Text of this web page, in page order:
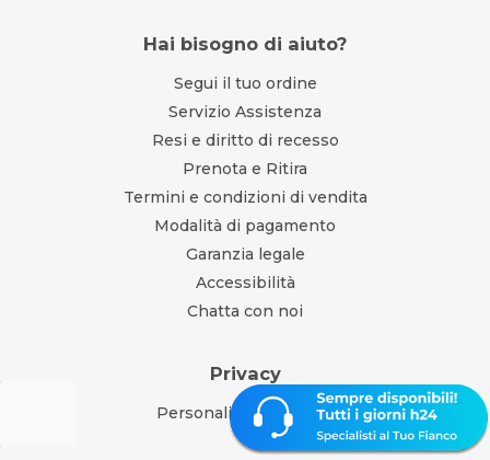
Hai bisogno di aiuto?
Segui il tuo ordine
Servizio Assistenza
Resi e diritto di recesso
Prenota e Ritira
Termini e condizioni di vendita
Modalità di pagamento
Garanzia legale
Accessibilità
Chatta con noi
Privacy
Personalizza consensi